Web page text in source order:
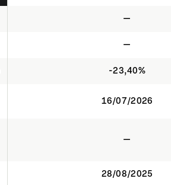
—
—
-23,40%
16/07/2026
—
28/08/2025